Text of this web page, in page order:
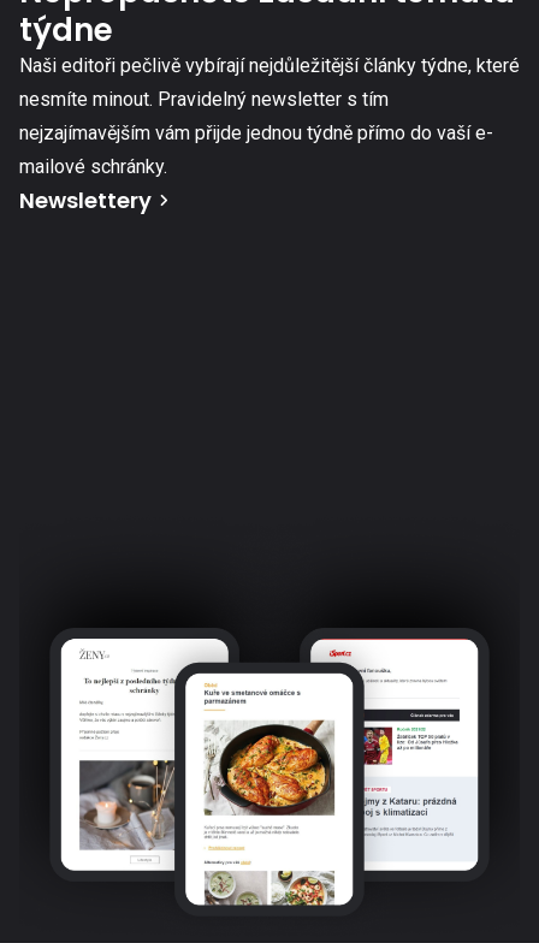
týdne
Naši editoři pečlivě vybírají nejdůležitější články týdne, které
nesmíte minout. Pravidelný newsletter s tím
nejzajímavějším vám přijde jednou týdně přímo do vaší e-
mailové schránky.
Newslettery